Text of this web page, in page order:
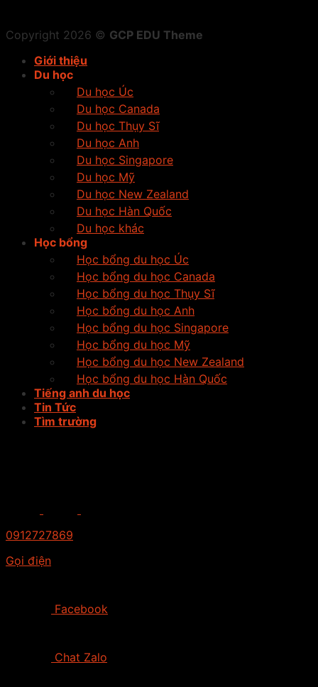
Copyright 2026 © GCP EDU Theme
Giới thiệu
Du học
Du học Úc
Du học Canada
Du học Thụy Sĩ
Du học Anh
Du học Singapore
Du học Mỹ
Du học New Zealand
Du học Hàn Quốc
Du học khác
Học bổng
Học bổng du học Úc
Học bổng du học Canada
Học bổng du học Thụy Sĩ
Học bổng du học Anh
Học bổng du học Singapore
Học bổng du học Mỹ
Học bổng du học New Zealand
Học bổng du học Hàn Quốc
Tiếng anh du học
Tin Tức
Tìm trường
0912727869
Gọi điện
Facebook
Chat Zalo